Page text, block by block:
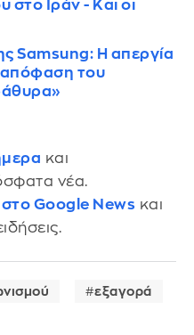
Ιράν - Και οι
Samsung: Η απεργία
απόφαση του
και
νέα.
Google News και
εξαγορά